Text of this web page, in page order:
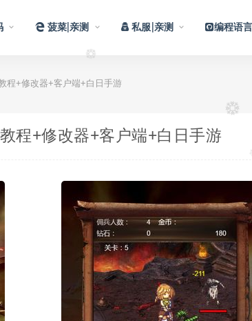
菠菜|亲测 私服|亲测 编程语言
程+修改器+客户端+白日手游
程+修改器+客户端+白日手游